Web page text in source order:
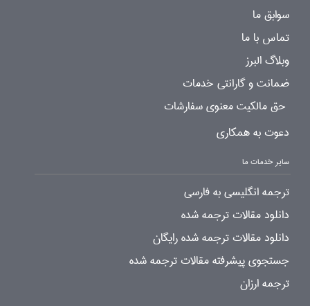
سوابق ما
تماس با ما
وبلاگ البرز
ضمانت و گارانتی خدمات
حق مالکیت معنوی سفارشات
دعوت به همکاری
سایر خدمات ما
ترجمه انگلیسی به فارسی
دانلود مقالات ترجمه شده
دانلود مقالات ترجمه شده رایگان
جستجوی پیشرفته مقالات ترجمه شده
ترجمه ارزان